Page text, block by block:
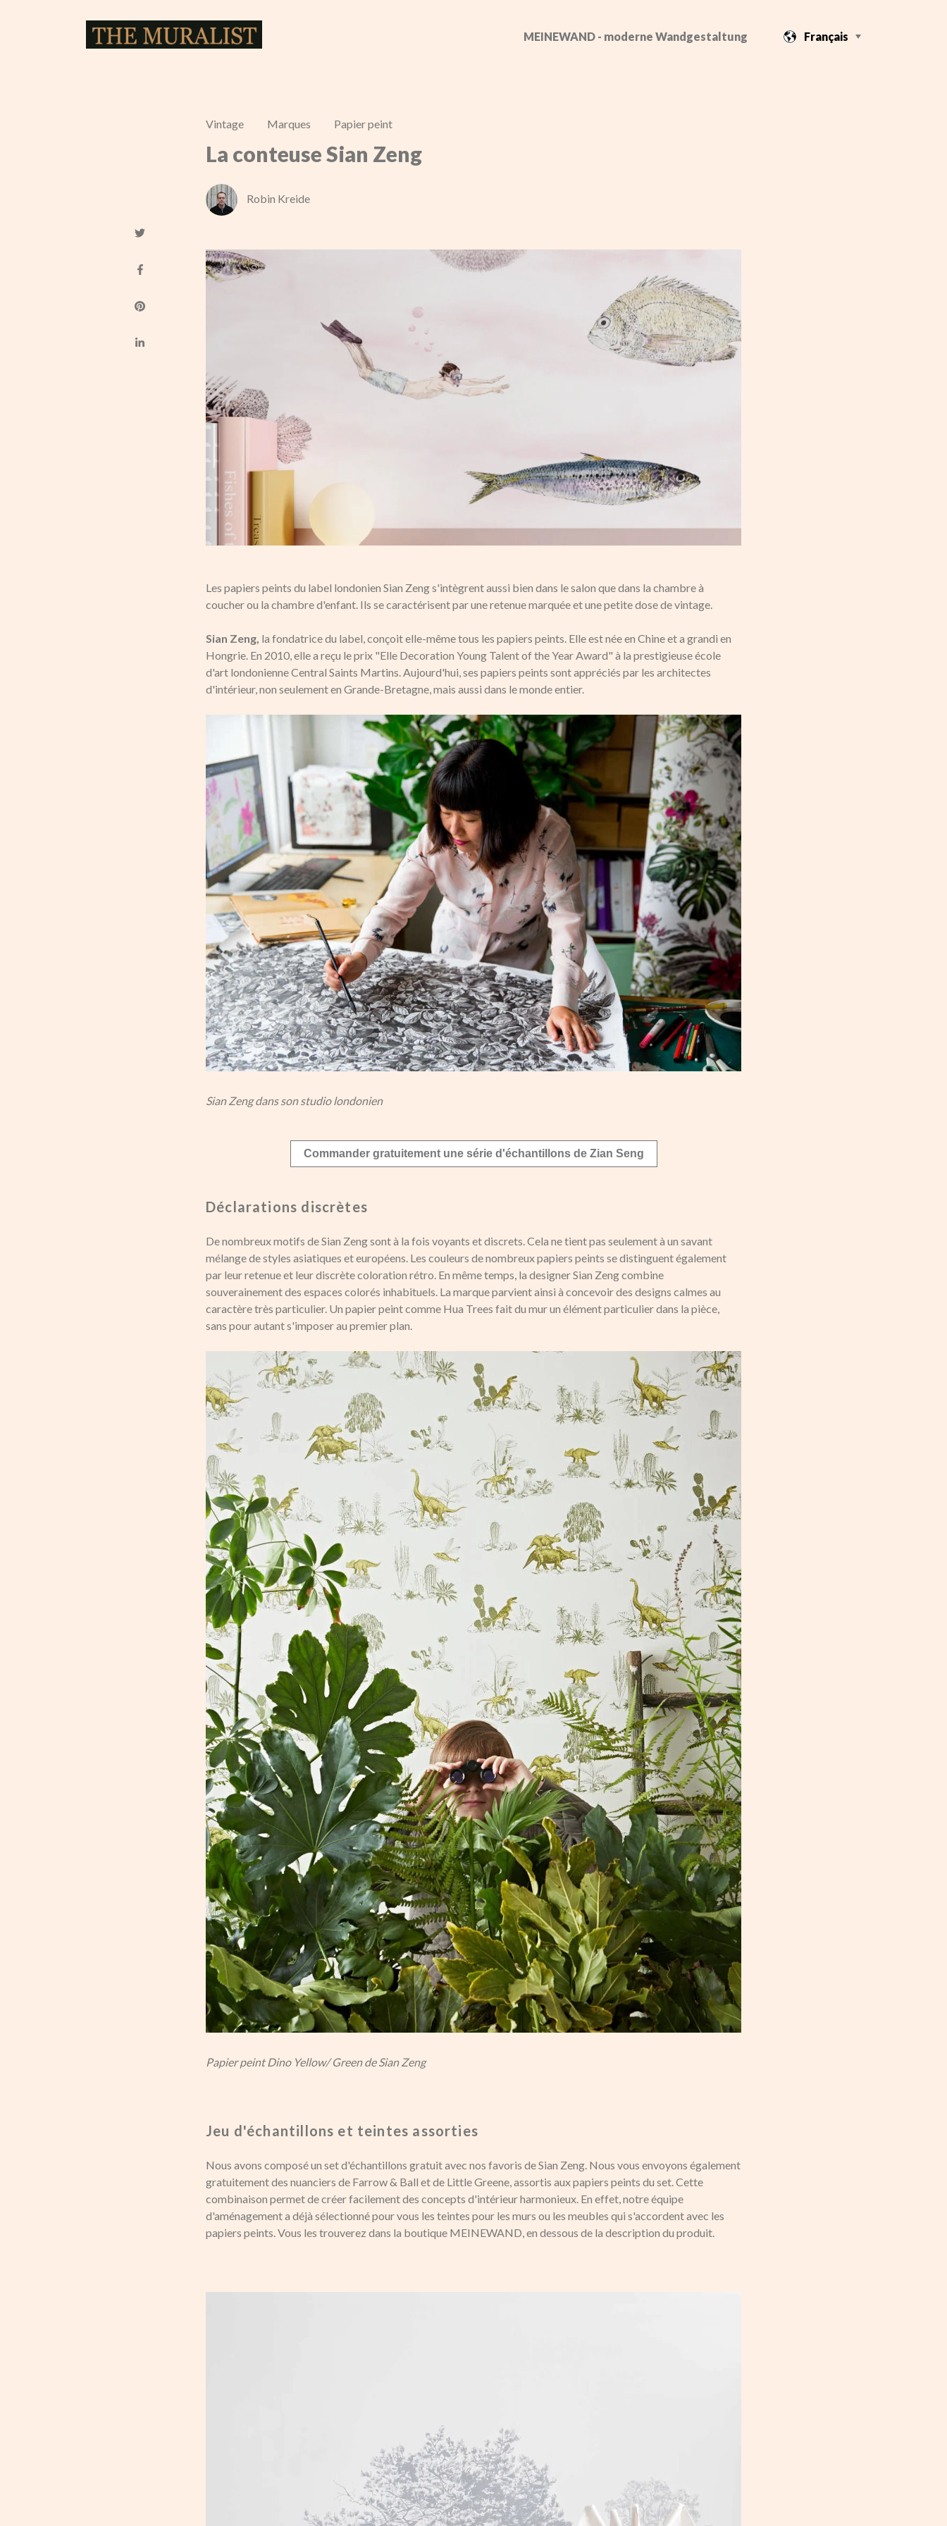
MEINEWAND - moderne Wandgestaltung Français
Vintage Marques Papier peint
La conteuse Sian Zeng
Robin Kreide
Les papiers peints du label londonien Sian Zeng s'intègrent aussi bien dans le salon que dans la chambre à
coucher ou la chambre d'enfant. Ils se caractérisent par une retenue marquée et une petite dose de vintage.
Sian Zeng, la fondatrice du label, conçoit elle-même tous les papiers peints. Elle est née en Chine et a grandi en
Hongrie. En 2010, elle a reçu le prix "Elle Decoration Young Talent of the Year Award" à la prestigieuse école
d'art londonienne Central Saints Martins. Aujourd'hui, ses papiers peints sont appréciés par les architectes
d'intérieur, non seulement en Grande-Bretagne, mais aussi dans le monde entier.
Sian Zeng dans son studio londonien
Commander gratuitement une série d'échantillons de Zian Seng
Déclarations discrètes
De nombreux motifs de Sian Zeng sont à la fois voyants et discrets. Cela ne tient pas seulement à un savant
mélange de styles asiatiques et européens. Les couleurs de nombreux papiers peints se distinguent également
par leur retenue et leur discrète coloration rétro. En même temps, la designer Sian Zeng combine
souverainement des espaces colorés inhabituels. La marque parvient ainsi à concevoir des designs calmes au
caractère très particulier. Un papier peint comme Hua Trees fait du mur un élément particulier dans la pièce,
sans pour autant s'imposer au premier plan.
Papier peint Dino Yellow/ Green de Sian Zeng
Jeu d'échantillons et teintes assorties
Nous avons composé un set d'échantillons gratuit avec nos favoris de Sian Zeng. Nous vous envoyons également
gratuitement des nuanciers de Farrow & Ball et de Little Greene, assortis aux papiers peints du set. Cette
combinaison permet de créer facilement des concepts d'intérieur harmonieux. En effet, notre équipe
d'aménagement a déjà sélectionné pour vous les teintes pour les murs ou les meubles qui s'accordent avec les
papiers peints. Vous les trouverez dans la boutique MEINEWAND, en dessous de la description du produit.